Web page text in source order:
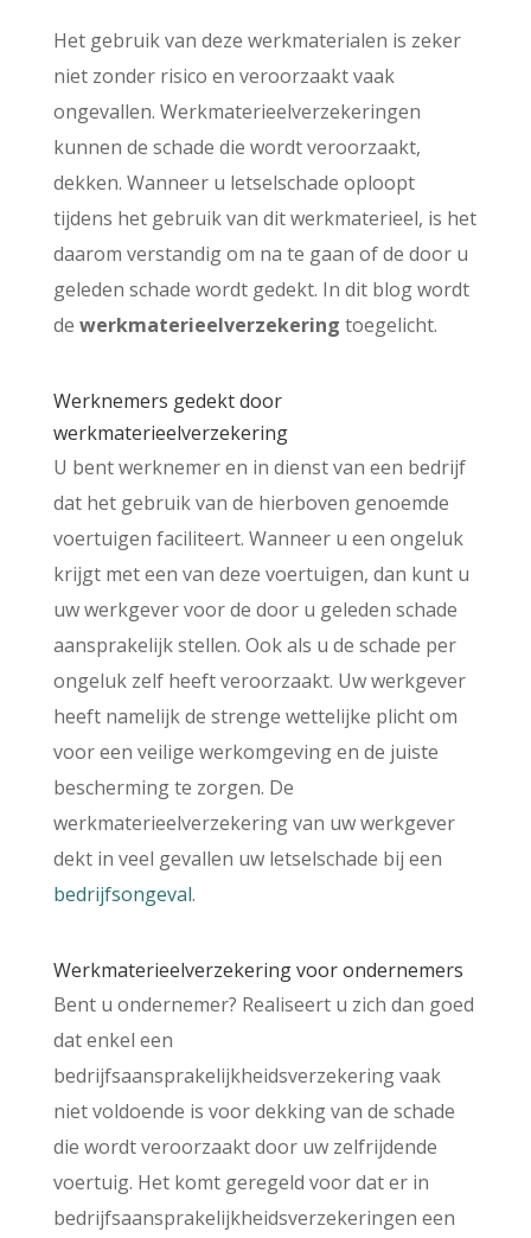
Het gebruik van deze werkmaterialen is zeker
niet zonder risico en veroorzaakt vaak
ongevallen. Werkmaterieelverzekeringen
kunnen de schade die wordt veroorzaakt,
dekken. Wanneer u letselschade oploopt
tijdens het gebruik van dit werkmaterieel, is het
daarom verstandig om na te gaan of de door u
geleden schade wordt gedekt. In dit blog wordt
de werkmaterieelverzekering toegelicht.
Werknemers gedekt door
werkmaterieelverzekering
U bent werknemer en in dienst van een bedrijf
dat het gebruik van de hierboven genoemde
voertuigen faciliteert. Wanneer u een ongeluk
krijgt met een van deze voertuigen, dan kunt u
uw werkgever voor de door u geleden schade
aansprakelijk stellen. Ook als u de schade per
ongeluk zelf heeft veroorzaakt. Uw werkgever
heeft namelijk de strenge wettelijke plicht om
voor een veilige werkomgeving en de juiste
bescherming te zorgen. De
werkmaterieelverzekering van uw werkgever
dekt in veel gevallen uw letselschade bij een
bedrijfsongeval.
Werkmaterieelverzekering voor ondernemers
Bent u ondernemer? Realiseert u zich dan goed
dat enkel een
bedrijfsaansprakelijkheidsverzekering vaak
niet voldoende is voor dekking van de schade
die wordt veroorzaakt door uw zelfrijdende
voertuig. Het komt geregeld voor dat er in
bedrijfsaansprakelijkheidsverzekeringen een